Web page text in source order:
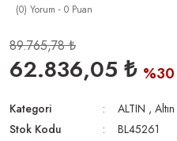
(0) Yorum - 0 Puan
89.765,78 ₺
62.836,05 ₺ %30
Kategori ALTIN ,
Stok Kodu
BL45261